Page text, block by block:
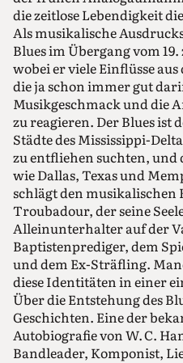
die zeitlose Lebendigkeit
Als musikalische
Blues im Übergang vom
wobei er viele Einflüsse
die ja schon immer gut
Musikgeschmack und die
zu reagieren. Der Blues ist
Städte des Mississippi-
zu entfliehen suchten, und
wie Dallas, Texas und
schlägt den musikalischen
Troubadour, der seine
Alleinunterhalter auf der
Baptistenprediger, dem
und dem Ex-Sträfling.
diese Identitäten in einer
Über die Entstehung des
Geschichten. Eine der
Autobiografie von W. C.
Bandleader, Komponist,